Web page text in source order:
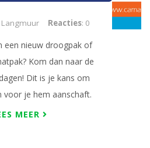
Reacties: 0
een nieuw droogpak of
Kom dan naar de
Dit is je kans om
voor je hem aanschaft.
MEER